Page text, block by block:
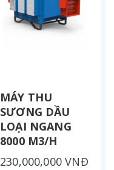
MÁY THU
SƯƠNG DẦU
LOẠI NGANG
8000 M3/H
230,000,000 VNĐ